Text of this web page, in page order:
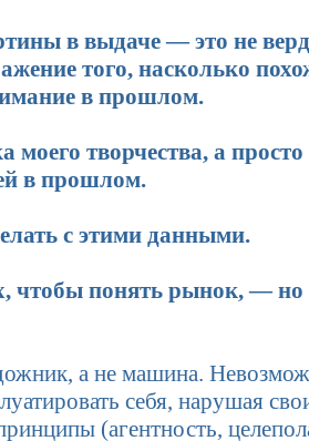
в выдаче — это не
того, насколько
в прошлом.
моего творчества, а
в прошлом.
с этими данными.
чтобы понять рынок, — но
а не машина.
себя, нарушая
(агентность,